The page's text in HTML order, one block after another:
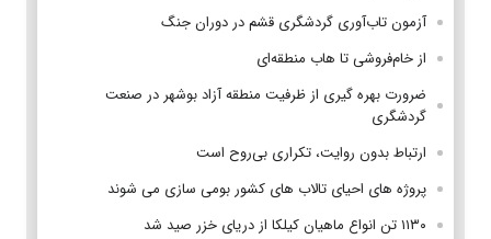
آزمون تاب‌آوری گردشگری قشم در دوران جنگ
از خام‌فروشی تا هاب منطقه‌ای
ضرورت بهره گیری از ظرفیت منطقه آزاد بوشهر در صنعت
گردشگری
ارتباط بدون روایت، تکراری بی‌روح است
پروژه های احیای تالاب های کشور بومی سازی می شوند
۱۱۳۰ تن انواع ماهیان کیلکا از دریای خزر صید شد